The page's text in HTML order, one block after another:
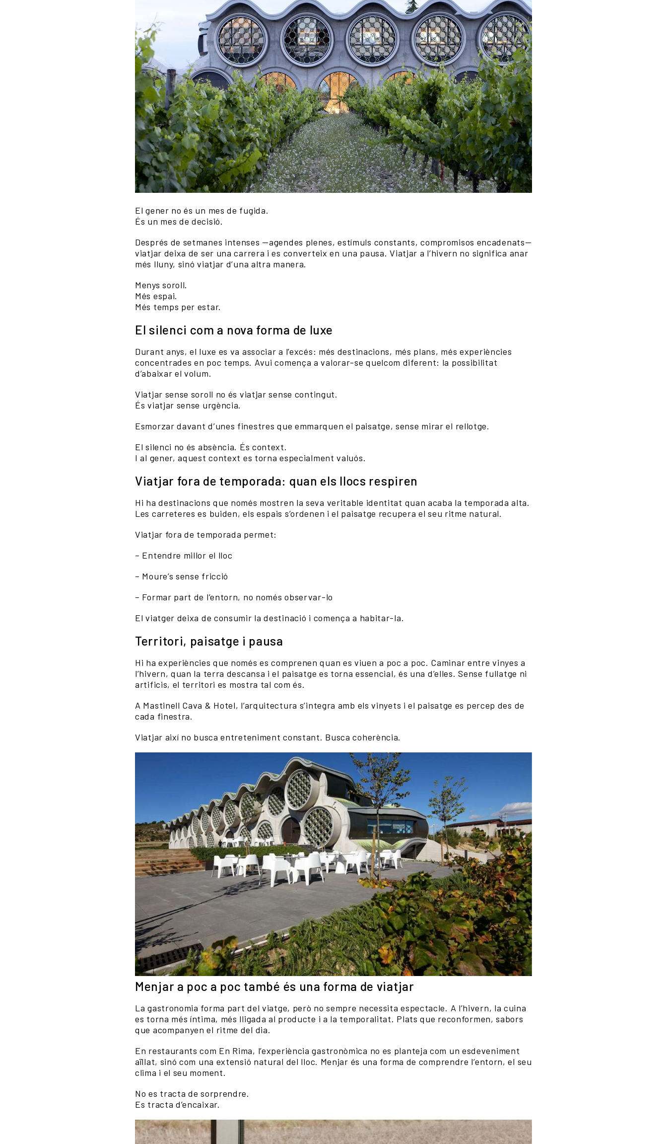
El gener no és un mes de fugida.
És un mes de decisió.
Després de setmanes intenses —agendes plenes, estímuls constants, compromisos encadenats—
viatjar deixa de ser una carrera i es converteix en una pausa. Viatjar a l’hivern no significa anar
més lluny, sinó viatjar d’una altra manera.
Menys soroll.
Més espai.
Més temps per estar.
El silenci com a nova forma de luxe
Durant anys, el luxe es va associar a l’excés: més destinacions, més plans, més experiències
concentrades en poc temps. Avui comença a valorar-se quelcom diferent: la possibilitat
d’abaixar el volum.
Viatjar sense soroll no és viatjar sense contingut.
És viatjar sense urgència.
Esmorzar davant d’unes finestres que emmarquen el paisatge, sense mirar el rellotge.
El silenci no és absència. És context.
I al gener, aquest context es torna especialment valuós.
Viatjar fora de temporada: quan els llocs respiren
Hi ha destinacions que només mostren la seva veritable identitat quan acaba la temporada alta.
Les carreteres es buiden, els espais s’ordenen i el paisatge recupera el seu ritme natural.
Viatjar fora de temporada permet:
– Entendre millor el lloc
– Moure’s sense fricció
– Formar part de l’entorn, no només observar-lo
El viatger deixa de consumir la destinació i comença a habitar-la.
Territori, paisatge i pausa
Hi ha experiències que només es comprenen quan es viuen a poc a poc. Caminar entre vinyes a
l’hivern, quan la terra descansa i el paisatge es torna essencial, és una d’elles. Sense fullatge ni
artificis, el territori es mostra tal com és.
A Mastinell Cava & Hotel, l’arquitectura s’integra amb els vinyets i el paisatge es percep des de
cada finestra.
Viatjar així no busca entreteniment constant. Busca coherència.
Menjar a poc a poc també és una forma de viatjar
La gastronomia forma part del viatge, però no sempre necessita espectacle. A l’hivern, la cuina
es torna més íntima, més lligada al producte i a la temporalitat. Plats que reconformen, sabors
que acompanyen el ritme del dia.
En restaurants com En Rima, l’experiència gastronòmica no es planteja com un esdeveniment
aïllat, sinó com una extensió natural del lloc. Menjar és una forma de comprendre l’entorn, el seu
clima i el seu moment.
No es tracta de sorprendre.
Es tracta d’encaixar.